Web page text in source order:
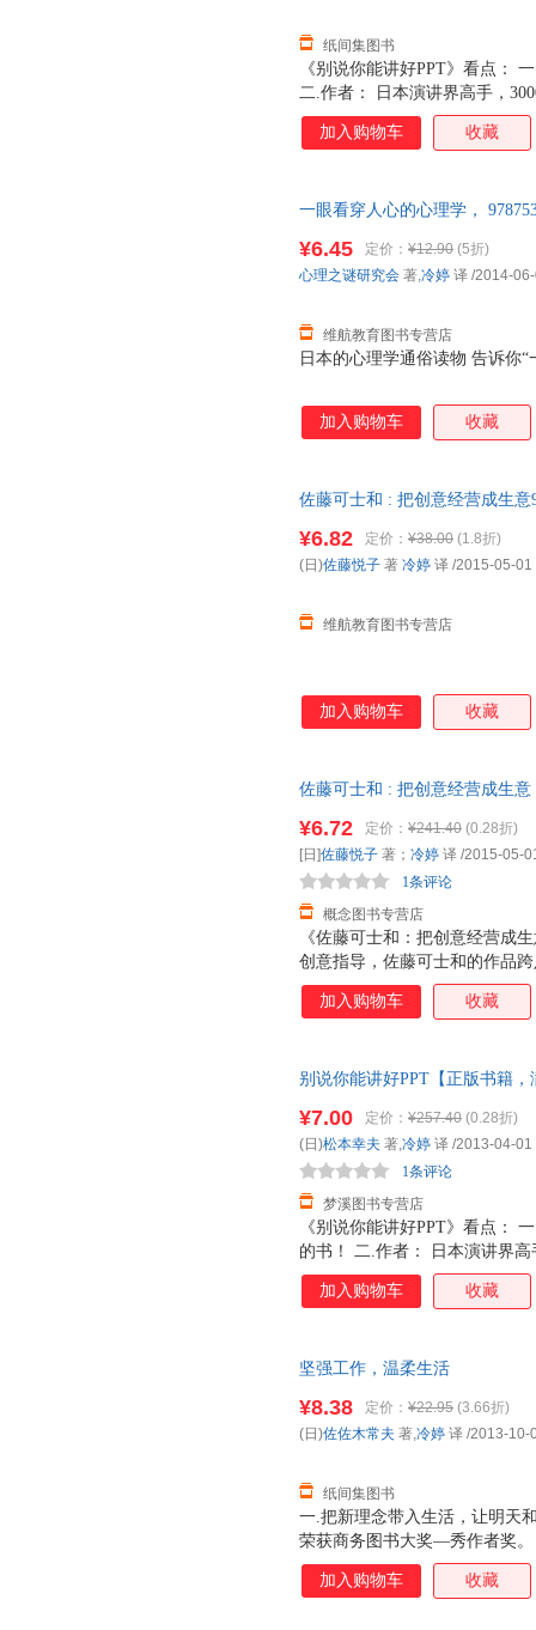
《别说你能讲好PPT》看点：
二.作者： 日本演讲界高手，
所有“讲好”PPT的方法，与乔
合图形，文字，奉献给中国读
暖暖移动的方式表示，还会用
程，懂得了“黑屏”的好处，乔
总喜欢毫无征兆关掉幻灯片。
纸间集图书
加入购物车 收藏
一眼看穿人心的心理学，
日本的心理学通俗读物 告诉你
¥6.45 定价： ¥12.90 (5折)
维航教育图书专营店
心理之谜研究会 著,冷婷 译 /2014-
加入购物车 收藏
佐藤可士和 : 把创意经营成生意
¥6.82 定价： ¥38.00 (1.8折)
维航教育图书专营店
(日)佐藤悦子 著 冷婷 译 /2015-05-01
加入购物车 收藏
佐藤可士和 : 把创意经营成生
《佐藤可士和：把创意经营成
创意指导，佐藤可士和的作品
誉为“能够带动销售的设计魔术
计事业的？ 如何把概念价值直
的所有设计作品的参与，从全
报……佐藤悦子对此倾注了非凡
意》全面公开佐藤可士和如何
计与
¥6.72 定价： ¥241.40 (0.28折)
概念图书专营店
1条评论
[日]佐藤悦子 著； 冷婷 译 /2015-05-
加入购物车 收藏
别说你能讲好PPT【正版书籍
《别说你能讲好PPT》看点：
的书！ 二.作者： 日本演讲界
己总结的所有“讲好”PPT的方
方法，结合图形，文字，全部
用手从右到左暖暖移动的方式
25年演讲历程，懂得了“黑屏”
事的时候，总喜欢毫无征兆关
¥7.00 定价： ¥257.40 (0.28折)
梦溪图书专营店
1条评论
(日)松本幸夫 著,冷婷 译 /2013-04-01
加入购物车 收藏
坚强工作，温柔生活
一.把新理念带入生活，让明天
荣获商务图书大奖—秀作者奖
读者建立而来新的生活方式和
何在生活和工作中，把坚强和
¥8.38 定价： ¥22.95 (3.66折)
纸间集图书
(日)佐佐木常夫 著,冷婷 译 /2013-10-
加入购物车 收藏